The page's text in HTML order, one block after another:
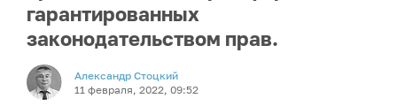
гарантированных
законодательством прав.
Александр Стоцкий
11 февраля, 2022, 09:52